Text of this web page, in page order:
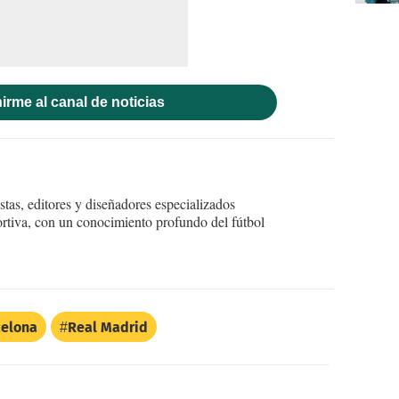
al canal de noticias
editores y diseñadores especializados
con un conocimiento profundo del fútbol
Real Madrid